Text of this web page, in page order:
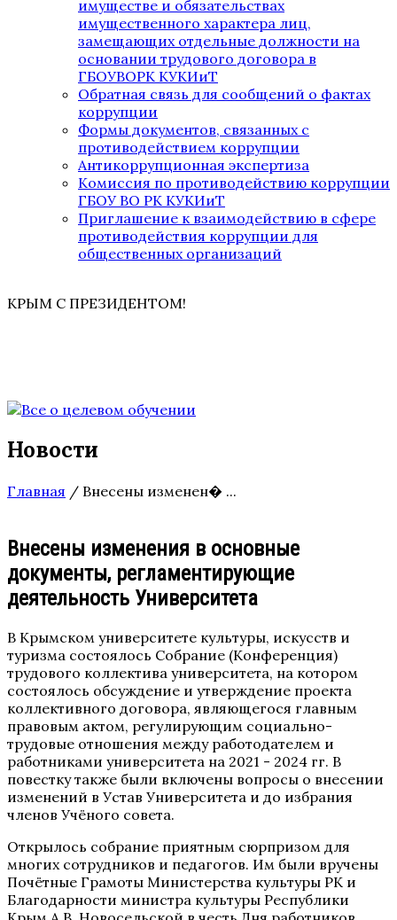
имуществе и обязательствах
имущественного характера лиц,
замещающих отдельные должности на
основании трудового договора в
ГБОУВОРК КУКИиТ
Обратная связь для сообщений о фактах
коррупции
Формы документов, связанных с
противодействием коррупции
Антикоррупционная экспертиза
Комиссия по противодействию коррупции
ГБОУ ВО РК КУКИиТ
Приглашение к взаимодействию в сфере
противодействия коррупции для
общественных организаций
КРЫМ С ПРЕЗИДЕНТОМ!
Новости
Главная / Внесены изменен� ...
Внесены изменения в основные
документы, регламентирующие
деятельность Университета
В Крымском университете культуры, искусств и
туризма состоялось Собрание (Конференция)
трудового коллектива университета, на котором
состоялось обсуждение и утверждение проекта
коллективного договора, являющегося главным
правовым актом, регулирующим социально-
трудовые отношения между работодателем и
работниками университета на 2021 - 2024 гг. В
повестку также были включены вопросы о внесении
изменений в Устав Университета и до избрания
членов Учёного совета.
Открылось собрание приятным сюрпризом для
многих сотрудников и педагогов. Им были вручены
Почётные Грамоты Министерства культуры РК и
Благодарности министра культуры Республики